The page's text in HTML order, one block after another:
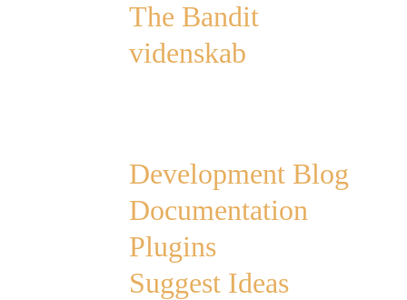
The Bandit
videnskab
Development Blog
Documentation
Plugins
Suggest Ideas